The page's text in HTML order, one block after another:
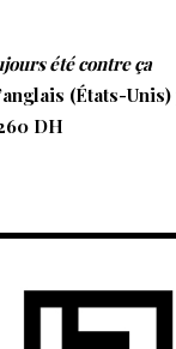
été contre ça
(États-
DH